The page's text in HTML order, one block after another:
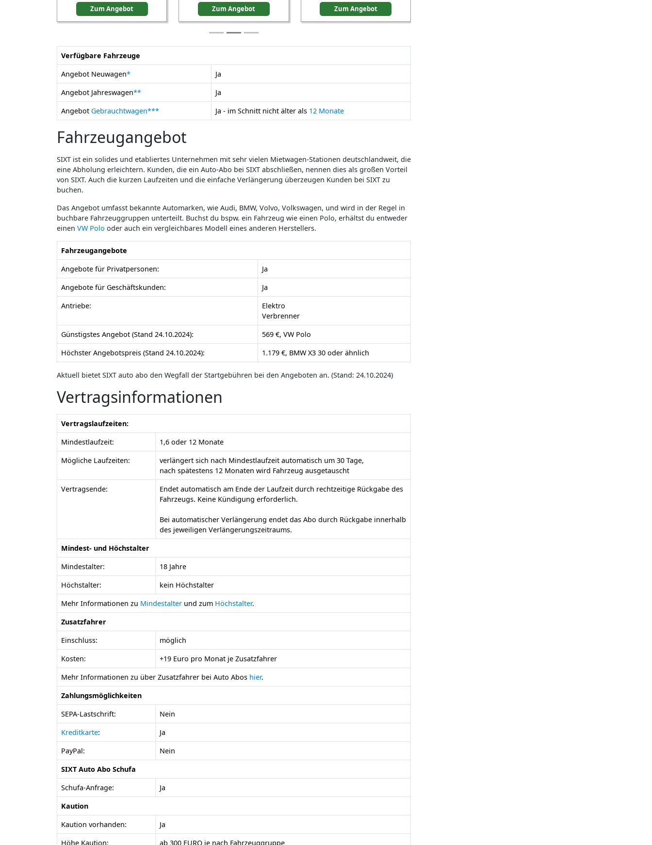
Zum Angebot Zum Angebot Zum Angebot
Verfügbare Fahrzeuge
Angebot Neuwagen*
Ja
Angebot Jahreswagen**
Ja
Angebot Gebrauchtwagen*** Ja - im Schnitt nicht älter als 12 Monate
Fahrzeugangebot
SIXT ist ein solides und etabliertes Unternehmen mit sehr vielen Mietwagen-Stationen deutschlandweit, die
eine Abholung erleichtern. Kunden, die ein Auto-Abo bei SIXT abschließen, nennen dies als großen Vorteil
von SIXT. Auch die kurzen Laufzeiten und die einfache Verlängerung überzeugen Kunden bei SIXT zu
buchen.
Das Angebot umfasst bekannte Automarken, wie Audi, BMW, Volvo, Volkswagen, und wird in der Regel in
buchbare Fahrzeuggruppen unterteilt. Buchst du bspw. ein Fahrzeug wie einen Polo, erhältst du entweder
einen VW Polo oder auch ein vergleichbares Modell eines anderen Herstellers.
Fahrzeugangebote
Angebote für Privatpersonen:
Ja
Angebote für Geschäftskunden:
Ja
Antriebe:
Elektro
Verbrenner
Günstigstes Angebot (Stand 24.10.2024):
569 €, VW Polo
Höchster Angebotspreis (Stand 24.10.2024):
1.179 €, BMW X3 30 oder ähnlich
Aktuell bietet SIXT auto abo den Wegfall der Startgebühren bei den Angeboten an. (Stand: 24.10.2024)
Vertragsinformationen
Vertragslaufzeiten:
Mindestlaufzeit:
1,6 oder 12 Monate
Mögliche Laufzeiten:
verlängert sich nach Mindestlaufzeit automatisch um 30 Tage,
nach spätestens 12 Monaten wird Fahrzeug ausgetauscht
Vertragsende:
Endet automatisch am Ende der Laufzeit durch rechtzeitige Rückgabe des
Fahrzeugs. Keine Kündigung erforderlich.
Bei automatischer Verlängerung endet das Abo durch Rückgabe innerhalb
des jeweiligen Verlängerungszeitraums.
Mindest- und Höchstalter
Mindestalter:
18 Jahre
Höchstalter:
kein Höchstalter
Mehr Informationen zu Mindestalter und zum Höchstalter.
Zusatzfahrer
Einschluss:
möglich
Kosten:
+19 Euro pro Monat je Zusatzfahrer
Mehr Informationen zu über Zusatzfahrer bei Auto Abos hier.
Zahlungsmöglichkeiten
SEPA-Lastschrift:
Nein
Kreditkarte:
Ja
PayPal:
Nein
SIXT Auto Abo Schufa
Schufa-Anfrage:
Ja
Kaution
Kaution vorhanden:
Ja
Höhe Kaution:
ab 300 EURO je nach Fahrzeuggruppe